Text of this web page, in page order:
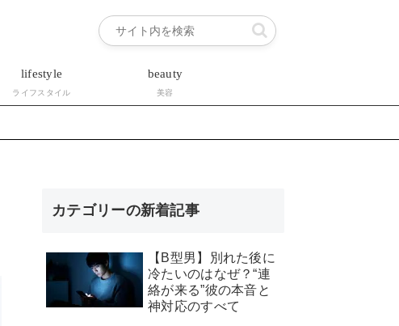
lifestyle
ライフスタイル
beauty
美容
カテゴリーの新着記事
【B型男】別れた後に
冷たいのはなぜ？“連
絡が来る”彼の本音と
神対応のすべて